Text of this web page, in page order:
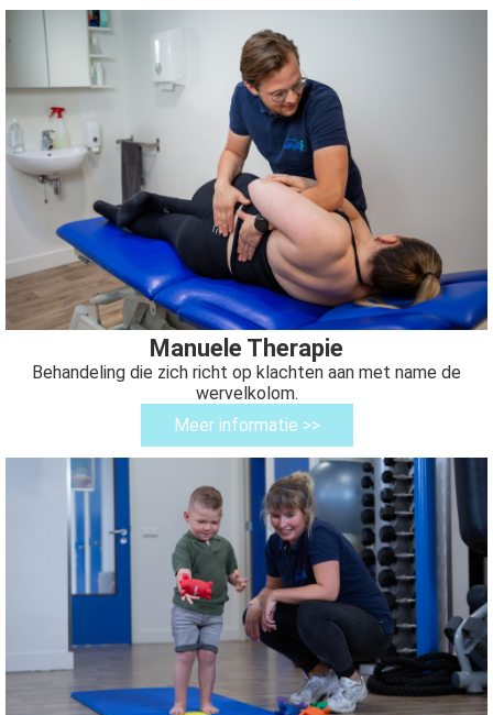
Manuele Therapie
Behandeling die zich richt op klachten aan met name de
wervelkolom.
Meer informatie >>